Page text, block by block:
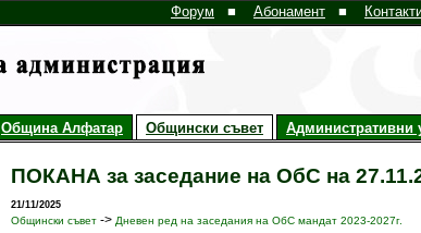
Форум ■ Абонамент ■
Община Алфатар Общински съвет Административни
ПОКАНА за заседание на ОбС на
21/11/2025
Общински съвет -> Дневен ред на заседания на ОбС мандат 2023-2027г.